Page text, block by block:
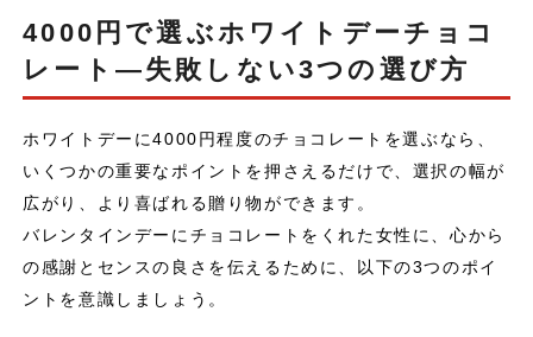
4000円で選ぶホワイトデーチョコ
レート—失敗しない3つの選び方
ホワイトデーに4000円程度のチョコレートを選ぶなら、
いくつかの重要なポイントを押さえるだけで、選択の幅が
広がり、より喜ばれる贈り物ができます。
バレンタインデーにチョコレートをくれた女性に、心から
の感謝とセンスの良さを伝えるために、以下の3つのポイ
ントを意識しましょう。